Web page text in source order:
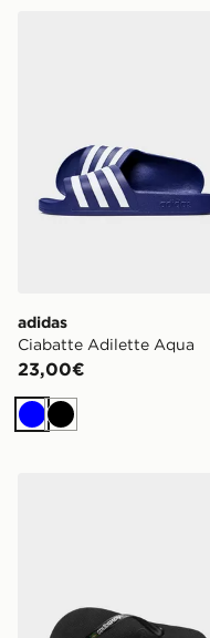
adidas
Ciabatte Adilette Aqua
23,00€
BluNero